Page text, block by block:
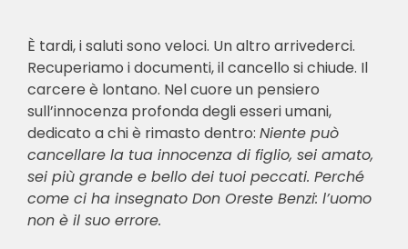
È tardi, i saluti sono veloci. Un altro arrivederci.
Recuperiamo i documenti, il cancello si chiude. Il
carcere è lontano. Nel cuore un pensiero
sull’innocenza profonda degli esseri umani,
dedicato a chi è rimasto dentro: Niente può
cancellare la tua innocenza di figlio, sei amato,
sei più grande e bello dei tuoi peccati. Perché
come ci ha insegnato Don Oreste Benzi: l’uomo
non è il suo errore.